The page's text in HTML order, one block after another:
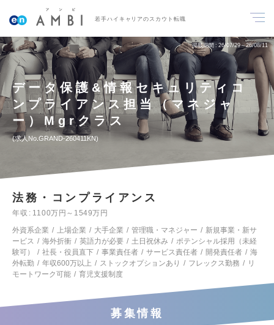
若手ハイキャリアのスカウト転職
掲載期間 26/07/29～26/08/11
データ保護&情報セキュリティコ
ンプライアンス担当（マネジャ
ー）Mgrクラス
求人No.GRAND-260411KN
法務・コンプライアンス
年収
1100万円～1549万円
外資系企業
上場企業 大手企業 管理職・マネジャー
新規事業・新サ
ービス
海外折衝 英語力が必要 土日祝休み
ポテンシャル採用（未経
験可）
社長・役員直下 事業責任者 サービス責任者 開発責任者
海
外転勤
年収600万以上 ストックオプションあり フレックス勤務
リ
モートワーク可能
育児支援制度
募集情報